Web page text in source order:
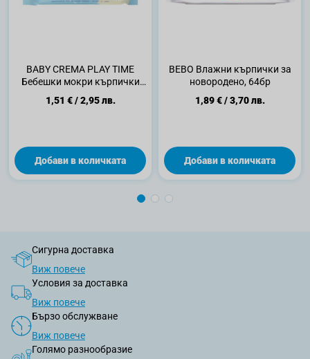
BABY CREMA PLAY TIME
Бебешки мокри кърпички
1,51 €/2,95 лв.
Добави в количката
BEBO Влажни кърпички за
новородено, 64бр
1,89 €/3,70 лв.
Добави в количката
Сигурна доставка
Виж повече
Условия за доставка
Виж повече
Бързо обслужване
Виж повече
Голямо разнообразие